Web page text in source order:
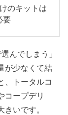
のキットは
要
んでしまう」
が少なくて結
、トータルコ
コープデリ
きいです。